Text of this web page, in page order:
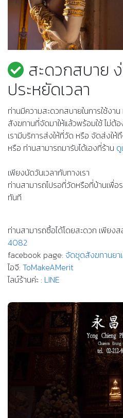
สะดวกสบาย
ประหยัดเวลา
ท่านมีความสะดวกสบายในการใช้งา
สังฆทานที่จัดมาให้แล้วพร้อมใช้ ไม่ต้
เรามีบริการส่งให้ที่วัด หรือ จัดส่งให้
หรือ ท่านสามารถมารับได้เองที่ร้าน
เพียงนัดวันเวลากับทางเรา
ท่านสามารถไปรอที่วัดหรือที่บ้านเพื่
ทันที
ท่านสามารถซื้อได้โดยสะดวก เพียงส
4082
facebook page: จัดชุดสังฆทานยา
ไอจี: ToMakeAMerit
ไลน์ร้านค่ะ : LINE